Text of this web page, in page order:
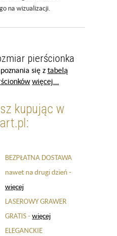
na wizualizacji.
pierścionka
się z tabelą
więcej...
kupując w
BEZPŁATNA DOSTAWA
nawet na drugi dzień -
więcej
LASEROWY GRAWER
GRATIS - więcej
ELEGANCKIE